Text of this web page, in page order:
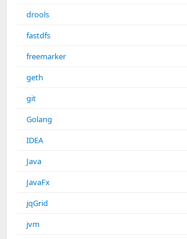
drools
fastdfs
freemarker
geth
git
Golang
IDEA
Java
JavaFx
jqGrid
jvm